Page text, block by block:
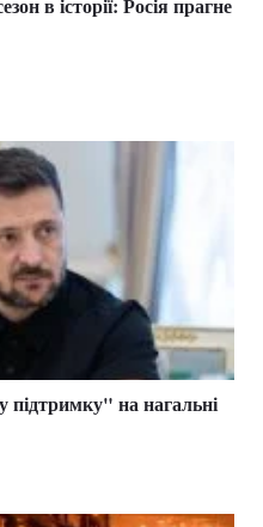
підтримку" на нагальні